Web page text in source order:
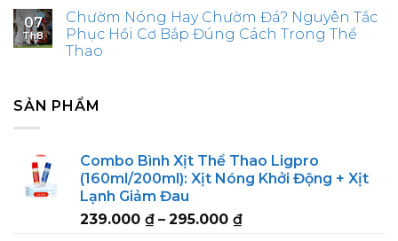
07
Th8
Chườm Nóng Hay Chườm Đá? Nguyên Tắc
Phục Hồi Cơ Bắp Đúng Cách Trong Thể
Thao
SẢN PHẨM
Combo Bình Xịt Thể Thao Ligpro
(160ml/200ml): Xịt Nóng Khởi Động + Xịt
Lạnh Giảm Đau
239.000 ₫ – 295.000 ₫Price